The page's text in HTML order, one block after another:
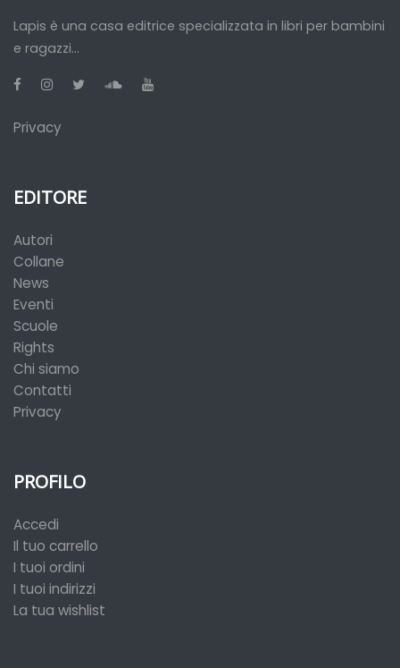
Lapis è una casa editrice specializzata in libri per bambini
e ragazzi...
Privacy
EDITORE
Autori
Collane
News
Eventi
Scuole
Rights
Chi siamo
Contatti
Privacy
PROFILO
Accedi
Il tuo carrello
I tuoi ordini
I tuoi indirizzi
La tua wishlist